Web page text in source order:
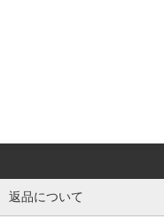
返品について